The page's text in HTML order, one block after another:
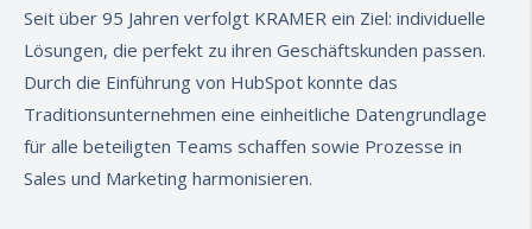
Seit über 95 Jahren verfolgt KRAMER ein Ziel: individuelle
Lösungen, die perfekt zu ihren Geschäftskunden passen.
Durch die Einführung von HubSpot konnte das
Traditionsunternehmen eine einheitliche Datengrundlage
für alle beteiligten Teams schaffen sowie Prozesse in
Sales und Marketing harmonisieren.